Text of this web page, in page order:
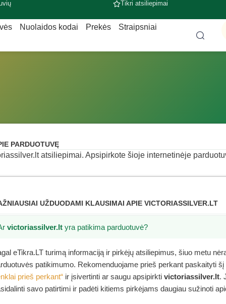
Tikri atsiliepimai
Nuolaidos kodai Prekės Straipsniai
PARDUOTUVĘ
atsiliepimai. Apsipirkote šioje internetinėje
UŽDUODAMI KLAUSIMAI APIE VICTORIASSILVER.LT
victoriassilver.lt yra patikima parduotuvė?
eTikra.LT turimą informaciją ir pirkėjų atsiliepimus, šiuo metu
patikimumo. Rekomenduojame prieš perkant paskaityti šį
prieš perkant“ ir įsivertinti ar saugu apsipirkti victoriassilver.lt.
savo patirtimi ir padėti kitiems pirkėjams daugiau sužinoti